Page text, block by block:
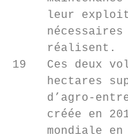
leur
nécessaires
     réalisent.
19   Ces deux
hectares
d’agro-
créée en
mondiale en